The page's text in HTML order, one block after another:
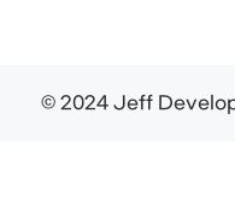
© 2024 Jeff